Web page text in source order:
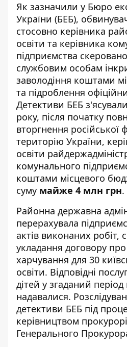
Як зазначили у Бюро
України (БЕБ),
стосовно керівника
освіти та керівника
підприємства
службовим особам
заволодіння коштами
та підроблення
Детективи БЕБ
року, після початку
вторгнення російської
територію України,
освіти
комунального
коштами місцевого
суму майже 4 млн грн.
Районна державна
перерахувала
актів виконаних робіт,
укладання договору
харчування для 30
освіти. Відповідні
дітей у згаданий період
надавалися.
детективи БЕБ під
керівництвом
Генерального